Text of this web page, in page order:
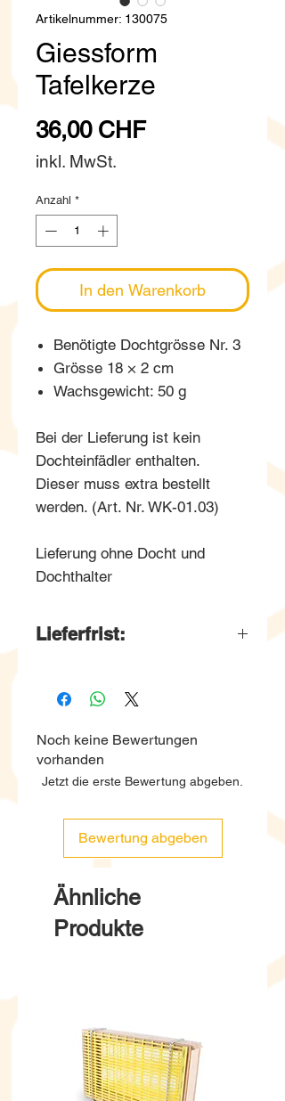
Artikelnummer: 130075
Giessform
Tafelkerze
36,00 CHFPreis
inkl. MwSt.
Anzahl *
In den Warenkorb
Benötigte Dochtgrösse Nr. 3
Grösse 18 × 2 cm
Wachsgewicht: 50 g
Bei der Lieferung ist kein
Dochteinfädler enthalten.
Dieser muss extra bestellt
werden. (Art. Nr. WK-01.03)
Lieferung ohne Docht und
Dochthalter
Lieferfrist:
Wir bestellen diese
Monat beim Lieferanten. Die
Lieferung erfolgt ca. 15.-20.
Noch keine Bewertungen
vorhanden
Jetzt die erste Bewertung abgeben.
Bewertung abgeben
Ähnliche
Produkte